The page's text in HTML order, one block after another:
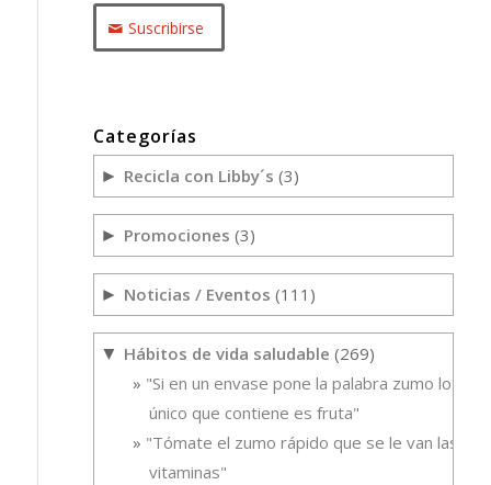
Suscribirse
Categorías
► Recicla con Libby´s (3)
► Promociones (3)
► Noticias / Eventos (111)
▼ Hábitos de vida saludable (269)
"Si en un envase pone la palabra zumo lo
único que contiene es fruta"
"Tómate el zumo rápido que se le van las
vitaminas"